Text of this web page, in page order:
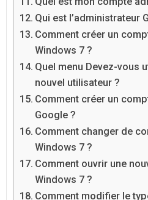
Qui est l’administrateur
Comment créer un
Windows 7 ?
Quel menu Devez-vous
nouvel utilisateur ?
Comment créer un
Google ?
Comment changer de
Windows 7 ?
Comment ouvrir une
Windows 7 ?
Comment modifier le